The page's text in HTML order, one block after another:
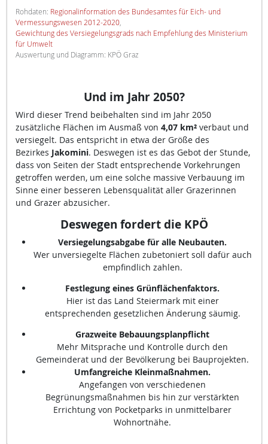
Rohdaten: Regionalinformation des Bundesamtes für Eich- und
Vermessungswesen 2012-2020,
Gewichtung des Versiegelungsgrads nach Empfehlung des Ministerium
für Umwelt
Auswertung und Diagramm: KPÖ Graz
Und im Jahr 2050?
Wird dieser Trend beibehalten sind im Jahr 2050
zusätzliche Flächen im Ausmaß von 4,07 km²verbaut und
versiegelt. Das entspricht in etwa der Größe des
Bezirkes Jakomini. Deswegen ist es das Gebot der Stunde,
dass von Seiten der Stadt entsprechende Vorkehrungen
getroffen werden, um eine solche massive Verbauung im
Sinne einer besseren Lebensqualität aller Grazerinnen
und Grazer abzusicher.
Deswegen fordert die KPÖ
Versiegelungsabgabe für alle Neubauten.
Wer unversiegelte Flächen zubetoniert soll dafür auch
empfindlich zahlen.
Festlegung eines Grünflächenfaktors.
Hier ist das Land Steiermark mit einer
entsprechenden gesetzlichen Änderung säumig.
Grazweite Bebauungsplanpflicht
Mehr Mitsprache und Kontrolle durch den
Gemeinderat und der Bevölkerung bei Bauprojekten.
Umfangreiche Kleinmaßnahmen.
Angefangen von verschiedenen
Begrünungsmaßnahmen bis hin zur verstärkten
Errichtung von Pocketparks in unmittelbarer
Wohnortnähe.